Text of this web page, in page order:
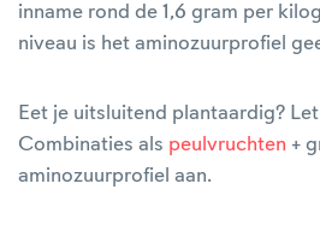
inname rond de 1,6 gram per
niveau is het aminozuurprofiel
Eet je uitsluitend plantaardig?
Combinaties als peulvruchten +
aminozuurprofiel aan.